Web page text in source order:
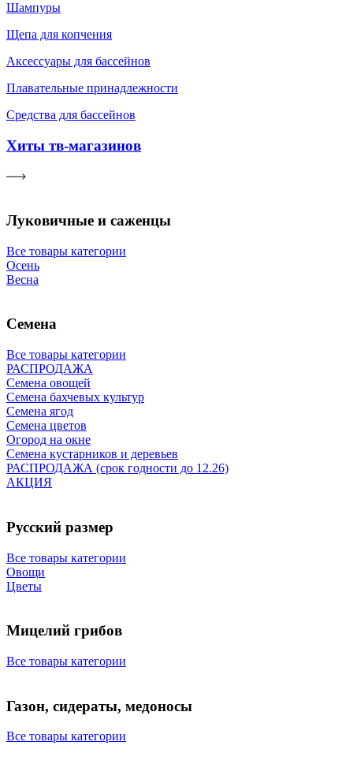
Шампуры
Щепа для копчения
Аксессуары для бассейнов
Плавательные принадлежности
Средства для бассейнов
Хиты тв-магазинов
Луковичные и саженцы
Все товары категории
Осень
Весна
Семена
Все товары категории
РАСПРОДАЖА
Семена овощей
Семена бахчевых культур
Семена ягод
Семена цветов
Огород на окне
Семена кустарников и деревьев
РАСПРОДАЖА (срок годности до 12.26)
АКЦИЯ
Русский размер
Все товары категории
Овощи
Цветы
Мицелий грибов
Все товары категории
Газон, сидераты, медоносы
Все товары категории